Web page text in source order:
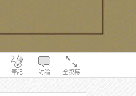
筆記 討論 全螢幕